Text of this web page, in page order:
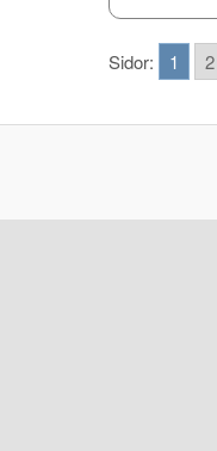
Sidor: 1 2